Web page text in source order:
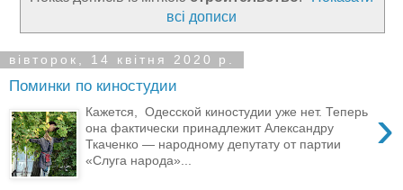
всі дописи
вівторок, 14 квітня 2020 р.
Поминки по киностудии
›
Кажется, Одесской киностудии уже нет. Теперь
она фактически принадлежит Александру
Ткаченко — народному депутату от партии
«Слуга народа»...